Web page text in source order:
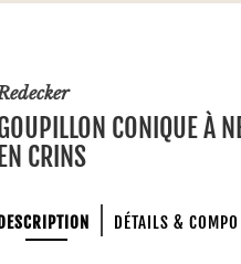
CONIQUE À
EN CRINS
DÉTAILS & COMPO